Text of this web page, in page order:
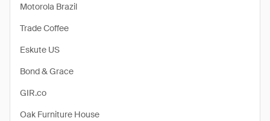
Motorola Brazil
Trade Coffee
Eskute US
Bond & Grace
GIR.co
Oak Furniture House